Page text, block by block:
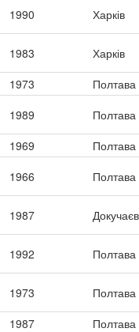
1990 Харків
1983
Харків
1973
Полтава
1989
Полтава
1969
Полтава
1966 Полтава
1987
1992 Полтава
1973
Полтава
1987
Полтава